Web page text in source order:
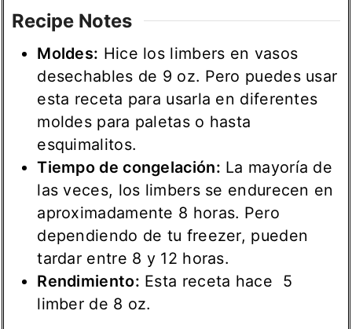
Recipe Notes
Moldes: Hice los limbers en vasos
desechables de 9 oz. Pero puedes usar
esta receta para usarla en diferentes
moldes para paletas o hasta
esquimalitos.
Tiempo de congelación: La mayoría de
las veces, los limbers se endurecen en
aproximadamente 8 horas. Pero
dependiendo de tu freezer, pueden
tardar entre 8 y 12 horas.
Rendimiento: Esta receta hace 5
limber de 8 oz.